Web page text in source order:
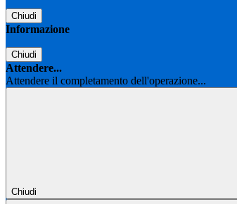
Chiudi
Informazione
Chiudi
Attendere...
Attendere il completamento dell'operazione...
Chiudi